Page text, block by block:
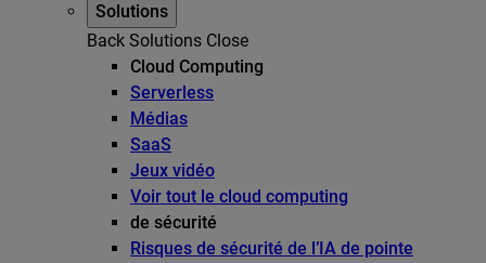
Solutions
Back Solutions Close
Cloud Computing
Serverless
Médias
SaaS
Jeux vidéo
Voir tout le cloud computing
de sécurité
Risques de sécurité de l’IA de pointe